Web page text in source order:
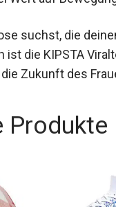
suchst, die
ist die KIPSTA
Produkte